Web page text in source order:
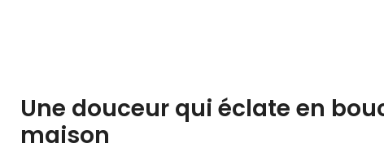
Une douceur qui éclate en
maison